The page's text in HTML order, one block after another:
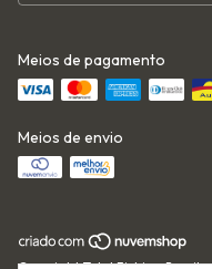
Meios de pagamento
Meios de envio